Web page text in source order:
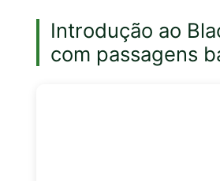
Introdução ao
com passagens